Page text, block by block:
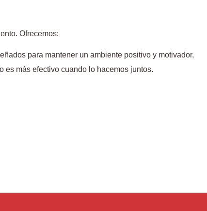
Ofrecemos:
para mantener un ambiente positivo y motivador,
es más efectivo cuando lo hacemos juntos.